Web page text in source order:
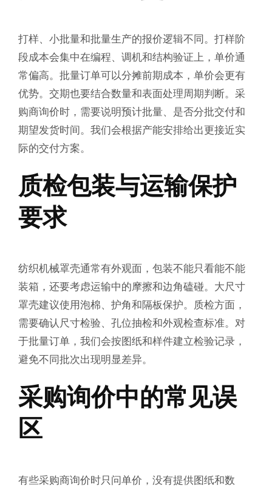
打样、小批量和批量生产的报价逻辑不同。打样阶
段成本会集中在编程、调机和结构验证上，单价通
常偏高。批量订单可以分摊前期成本，单价会更有
优势。交期也要结合数量和表面处理周期判断。采
购商询价时，需要说明预计批量、是否分批交付和
期望发货时间。我们会根据产能安排给出更接近实
际的交付方案。
质检包装与运输保护
要求
纺织机械罩壳通常有外观面，包装不能只看能不能
装箱，还要考虑运输中的摩擦和边角磕碰。大尺寸
罩壳建议使用泡棉、护角和隔板保护。质检方面，
需要确认尺寸检验、孔位抽检和外观检查标准。对
于批量订单，我们会按图纸和样件建立检验记录，
避免不同批次出现明显差异。
采购询价中的常见误
区
有些采购商询价时只问单价，没有提供图纸和数